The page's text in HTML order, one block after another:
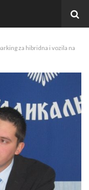
za hibridna i vozila na